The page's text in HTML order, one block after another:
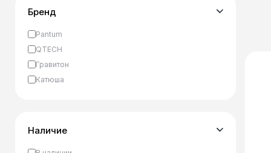
Бренд
Pantum
QTECH
Гравитон
Катюша
Наличие